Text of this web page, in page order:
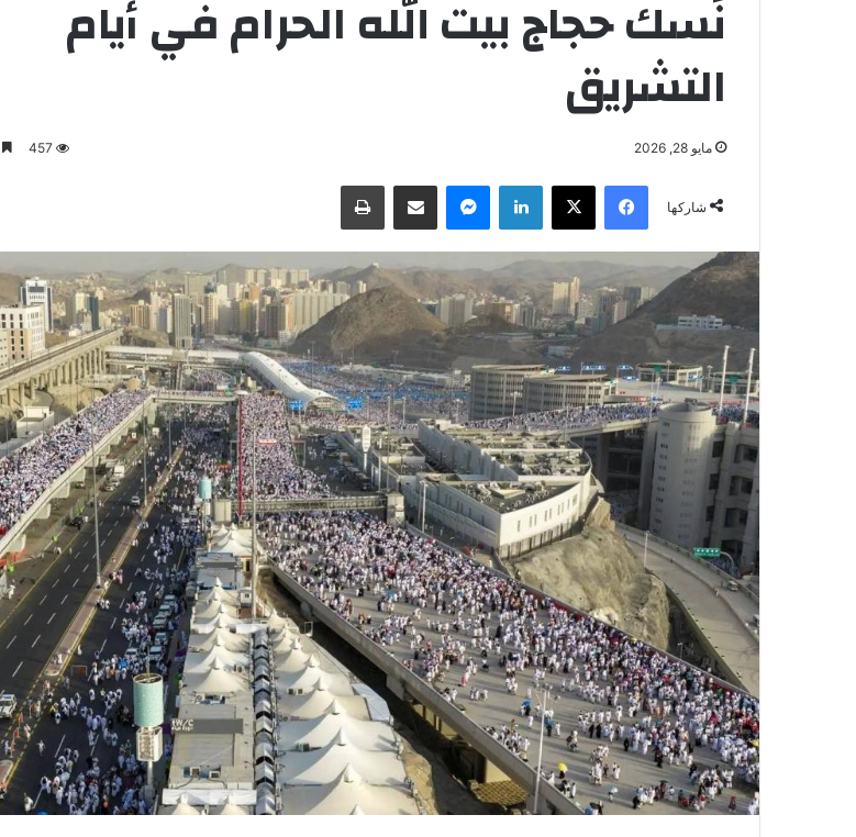
نُسك حجاج بيت الله الحرام في أيام
التشريق
مايو 28, 2026 457
شاركها
فيسبوك لينكدإن